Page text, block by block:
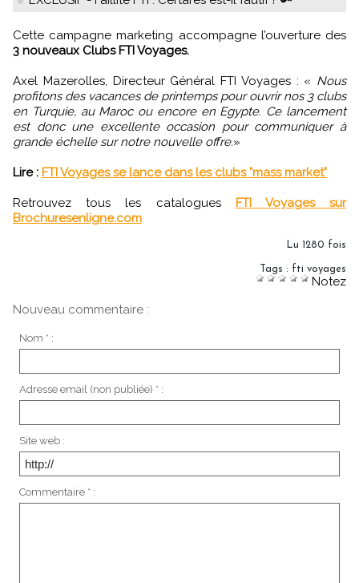
Cette campagne marketing accompagne l’ouverture des
3 nouveaux Clubs FTI Voyages.
Axel Mazerolles, Directeur Général FTI Voyages : « Nous
profitons des vacances de printemps pour ouvrir nos 3 clubs
en Turquie, au Maroc ou encore en Egypte. Ce lancement
est donc une excellente occasion pour communiquer à
grande échelle sur notre nouvelle offre.»
Lire : FTI Voyages se lance dans les clubs "mass market"
Retrouvez tous les catalogues FTI Voyages sur
Brochuresenligne.com
Lu 1280 fois
Tags : fti voyages
Notez
Nouveau commentaire :
Nom * :
Adresse email (non publiée) * :
Site web :
Commentaire * :